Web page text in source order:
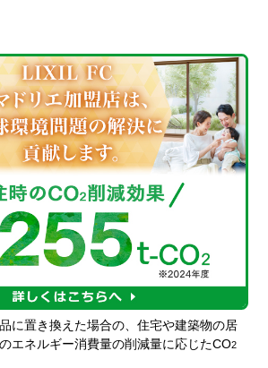
に置き換えた場合の、住宅や建築物の居
エネルギー消費量の削減量に応じたCO2